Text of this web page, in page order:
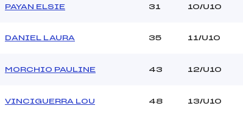
PAYAN ELSIE 31 10/U10
DANIEL LAURA 35 11/U10
MORCHIO PAULINE 43 12/U10
VINCIGUERRA LOU 48 13/U10